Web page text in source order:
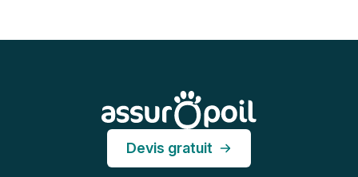
Devis gratuit